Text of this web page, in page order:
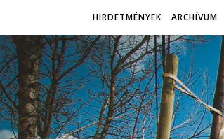
HIRDETMÉNYEK ARCHÍVUM